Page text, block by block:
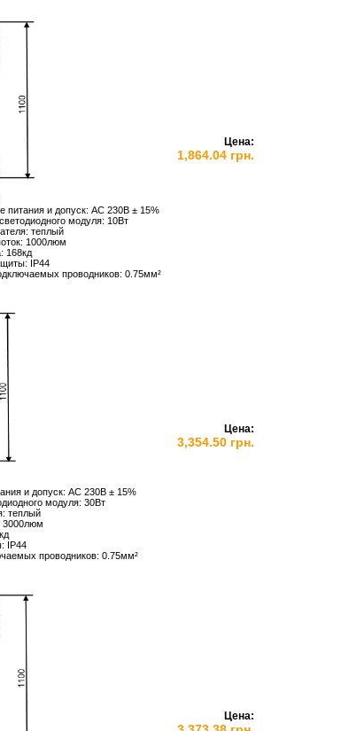
питания и допуск: АС 230В ± 15%
модуля: 10Вт
теплый
1000люм
168кд
IP44
проводников: 0.75мм²
Цена:
1,864.04 грн.
и допуск: АС 230В ± 15%
модуля: 30Вт
теплый
3000люм
IP44
проводников: 0.75мм²
Цена:
3,354.50 грн.
Цена: